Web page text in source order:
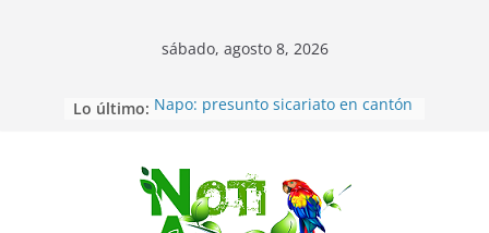
sábado, agosto 8, 2026
Lo último: Napo: presunto sicariato en cantón
desaparecidos fueron encontrados
muertos en Puerto lopez
Sentencian a 34 años de prisión a